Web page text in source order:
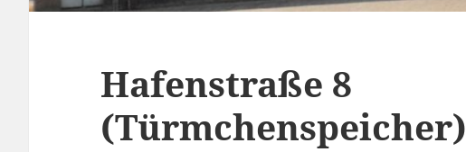
Hafenstraße 8
(Türmchenspeicher)